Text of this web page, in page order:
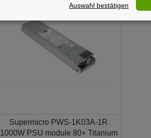
Supermicro PWS-1K03A-1R
1000W PSU module 80+ Titanium
Auswahl bestätigen